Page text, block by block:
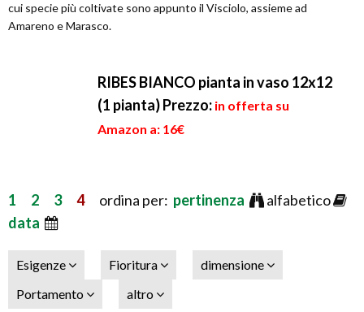
cui specie più coltivate sono appunto il Visciolo, assieme ad
Amareno e Marasco.
RIBES BIANCO pianta in vaso 12x12
(1 pianta)Prezzo: in offerta su
Amazon a: 16€
1 2 3 4ordina per: pertinenza
alfabetico
data
Esigenze Fioritura
dimensione
Portamento
altro